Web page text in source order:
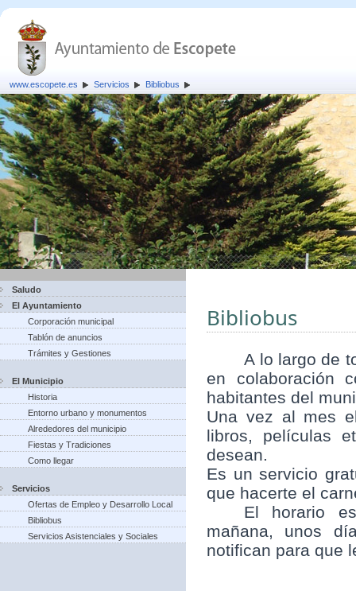
www.escopete.es Servicios Bibliobus
Saludo
El Ayuntamiento
Corporación municipal
Tablón de anuncios
Trámites y Gestiones
El Municipio
Historia
Entorno urbano y monumentos
Alrededores del municipio
Fiestas y Tradiciones
Como llegar
Servicios
Ofertas de Empleo y Desarrollo Local
Bibliobus
Servicios Asistenciales y Sociales
Bibliobus
A lo largo de
en colaboración
habitantes del
Una vez al mes
libros, películas
desean.
Es un servicio
que hacerte el
El horario
mañana, unos
notifican para que